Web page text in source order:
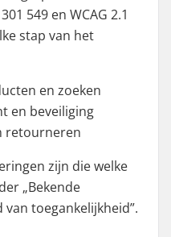
549 en WCAG 2.1
stap van het
en zoeken
en beveiliging
retourneren
zijn die welke
„Bekende
toegankelijkheid”.